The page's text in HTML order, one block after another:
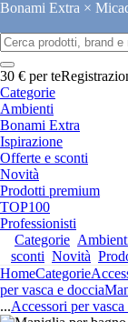
Bonami Extra ×
30 € per te
Categorie
Ambienti
Bonami Extra
Ispirazione
Offerte e sconti
Novità
Prodotti premium
TOP100
Professionisti
Categorie
sconti Novità
HomeCategorie
per vasca e doccia
...Accessori per vasca